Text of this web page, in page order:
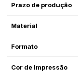
Prazo de produção
Material
Formato
Cor de Impressão